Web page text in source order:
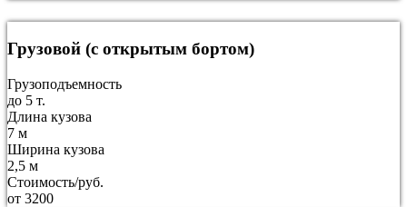
Грузовой (с открытым бортом)
Грузоподъемность
до 5 т.
Длина кузова
7 м
Ширина кузова
2,5 м
Стоимость/руб.
от 3200